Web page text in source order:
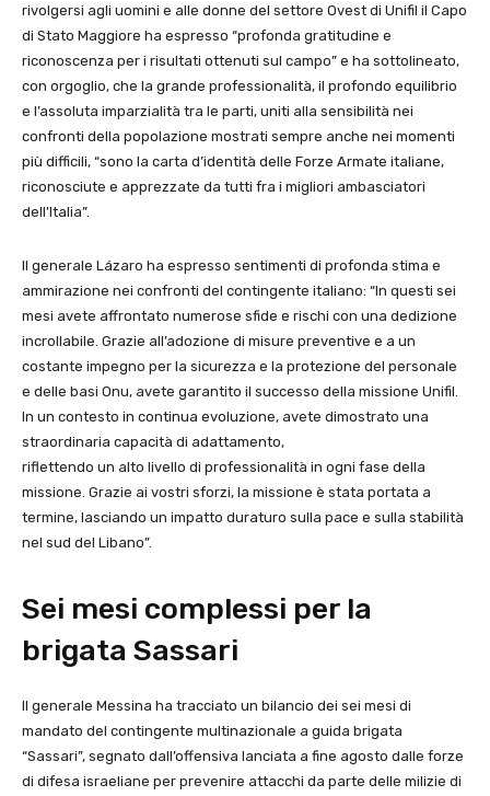
rivolgersi agli uomini e alle donne del settore Ovest di Unifil il Capo
di Stato Maggiore ha espresso “profonda gratitudine e
riconoscenza per i risultati ottenuti sul campo” e ha sottolineato,
con orgoglio, che la grande professionalità, il profondo equilibrio
e l’assoluta imparzialità tra le parti, uniti alla sensibilità nei
confronti della popolazione mostrati sempre anche nei momenti
più difficili, “sono la carta d’identità delle Forze Armate italiane,
riconosciute e apprezzate da tutti fra i migliori ambasciatori
dell’Italia”.
Il generale Lázaro ha espresso sentimenti di profonda stima e
ammirazione nei confronti del contingente italiano: “In questi sei
mesi avete affrontato numerose sfide e rischi con una dedizione
incrollabile. Grazie all’adozione di misure preventive e a un
costante impegno per la sicurezza e la protezione del personale
e delle basi Onu, avete garantito il successo della missione Unifil.
In un contesto in continua evoluzione, avete dimostrato una
straordinaria capacità di adattamento,
riflettendo un alto livello di professionalità in ogni fase della
missione. Grazie ai vostri sforzi, la missione è stata portata a
termine, lasciando un impatto duraturo sulla pace e sulla stabilità
nel sud del Libano”.
Sei mesi complessi per la
brigata Sassari
Il generale Messina ha tracciato un bilancio dei sei mesi di
mandato del contingente multinazionale a guida brigata
“Sassari”, segnato dall’offensiva lanciata a fine agosto dalle forze
di difesa israeliane per prevenire attacchi da parte delle milizie di